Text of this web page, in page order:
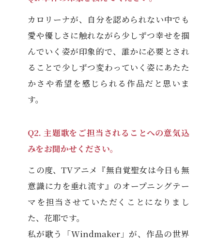
カロリーナが、自分を認められない中でも
愛や優しさに触れながら少しずつ幸せを掴
んでいく姿が印象的で、誰かに必要とされ
ることで少しずつ変わっていく姿にあたた
かさや希望を感じられる作品だと思いま
す。
Q2. 主題歌をご担当されることへの意気込
みをお聞かせください。
この度、TVアニメ『無自覚聖女は今日も無
意識に力を垂れ流す』のオープニングテー
マを担当させていただくことになりまし
た、花耶です。
私が歌う「Windmaker」が、作品の世界